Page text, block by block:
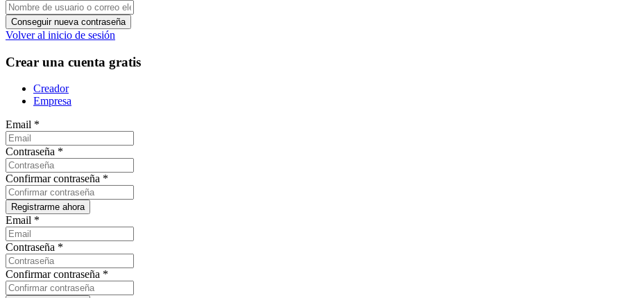
Volver al inicio de sesión
Crear una cuenta gratis
Creador
Empresa
Email *
Contraseña *
Confirmar contraseña *
Email *
Contraseña *
Confirmar contraseña *